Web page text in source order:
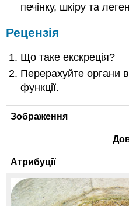
печінку, шкіру та
Рецензія
Що таке екскреція?
Перерахуйте органи
функції.
Зображення
Атрибуції